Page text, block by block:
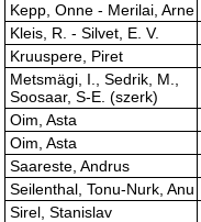
Kepp, Onne - Merilai, Arne
Kleis, R. - Silvet, E. V.
Kruuspere, Piret
Metsmägi, I., Sedrik, M.,
Soosaar, S-E. (szerk)
Oim, Asta
Oim, Asta
Saareste, Andrus
Seilenthal, Tonu-Nurk, Anu
Sirel, Stanislav